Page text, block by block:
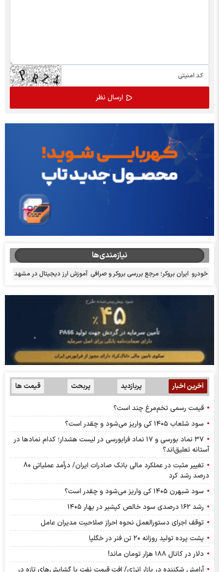
نیازمندی‌ها
خودرو ایران بروکر؛ مرجع بررسی بروکر و صرافی آموزش ارز دیجیتال در مشهد
آخرین اخبار پربازدید پربحث قیمت ها
قیمت رسمی تخم‌مرغ چند است؟
سود شلعاب ۱۴۰۵ کی واریز می‌شود و چقدر است؟
۳۷ نماد بورسی و ۱۷ نماد فرابورسی در لیست هشدار؛ کدام نماد‌ها در
آستانه تعلیق‌اند؟
تغییر مثبت در عملکرد مالی بانک صادرات ایران/ درآمد عملیاتی 80
درصد رشد کرد
سود شبهرن ۱۴۰۵ کی واریز می‌شود و چقدر است؟
رشد ۱۶۲ درصدی سود خالص کپشیر در بهار ۱۴۰۵
توقف اجرای دستورالعمل نحوه احراز صلاحیت مدیران عامل
پشت پرده تولید روزانه ۲۰ تن فنر در خگلپا
دلار در کانال ۱۸۸ هزار تومان ماند!
آرامش شکننده در بازار انرژی/ افت قیمت نفت با گشایش‌های تازه در